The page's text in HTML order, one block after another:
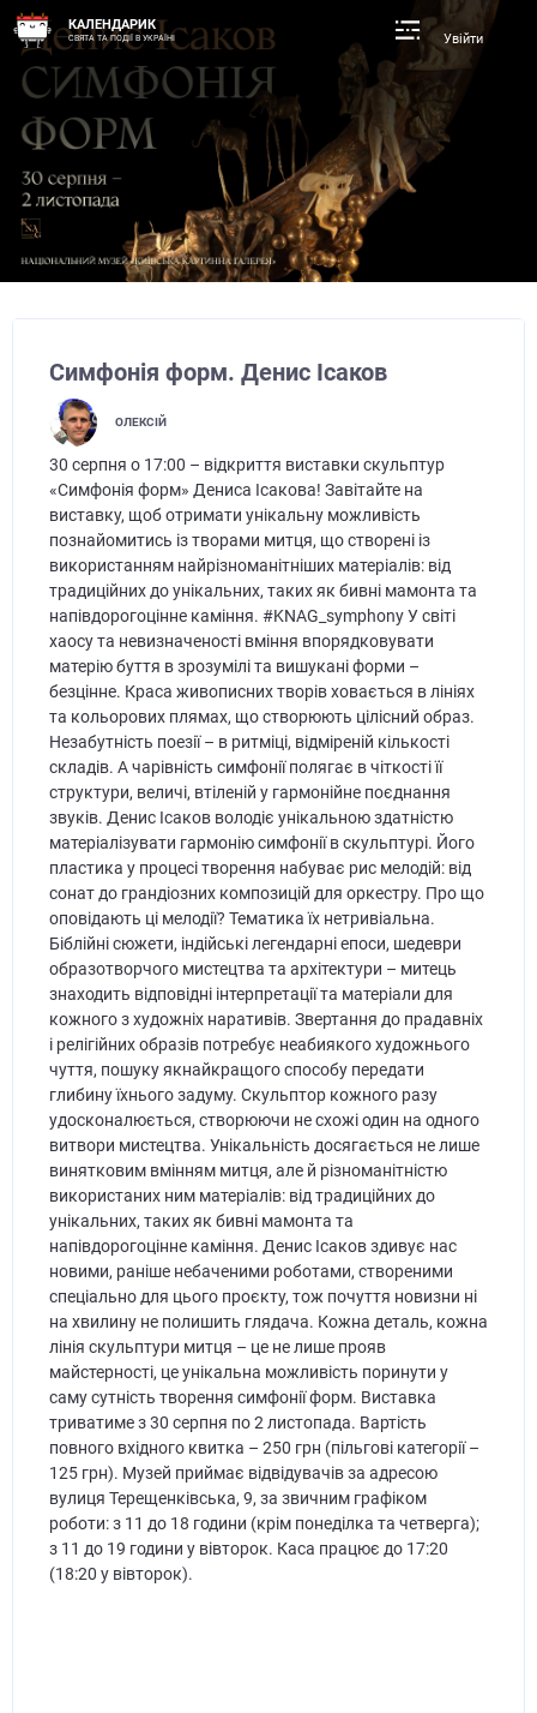
КАЛЕНДАРИК
СВЯТА ТА ПОДІЇ В УКРАЇНІ Увійти
Симфонія форм. Денис Ісаков
ОЛЕКСІЙ
30 серпня о 17:00 – відкриття виставки скульптур
«Симфонія форм» Дениса Ісакова! Завітайте на
виставку, щоб отримати унікальну можливість
познайомитись із творами митця, що створені із
використанням найрізноманітніших матеріалів: від
традиційних до унікальних, таких як бивні мамонта та
напівдорогоцінне каміння. #KNAG_symphony У світі
хаосу та невизначеності вміння впорядковувати
матерію буття в зрозумілі та вишукані форми –
безцінне. Краса живописних творів ховається в лініях
та кольорових плямах, що створюють цілісний образ.
Незабутність поезії – в ритміці, відміреній кількості
складів. А чарівність симфонії полягає в чіткості її
структури, величі, втіленій у гармонійне поєднання
звуків. Денис Ісаков володіє унікальною здатністю
матеріалізувати гармонію симфонії в скульптурі. Його
пластика у процесі творення набуває рис мелодій: від
сонат до грандіозних композицій для оркестру. Про що
оповідають ці мелодії? Тематика їх нетривіальна.
Біблійні сюжети, індійські легендарні епоси, шедеври
образотворчого мистецтва та архітектури – митець
знаходить відповідні інтерпретації та матеріали для
кожного з художніх наративів. Звертання до прадавніх
і релігійних образів потребує неабиякого художнього
чуття, пошуку якнайкращого способу передати
глибину їхнього задуму. Скульптор кожного разу
удосконалюється, створюючи не схожі один на одного
витвори мистецтва. Унікальність досягається не лише
винятковим вмінням митця, але й різноманітністю
використаних ним матеріалів: від традиційних до
унікальних, таких як бивні мамонта та
напівдорогоцінне каміння. Денис Ісаков здивує нас
новими, раніше небаченими роботами, створеними
спеціально для цього проєкту, тож почуття новизни ні
на хвилину не полишить глядача. Кожна деталь, кожна
лінія скульптури митця – це не лише прояв
майстерності, це унікальна можливість поринути у
саму сутність творення симфонії форм. Виставка
триватиме з 30 серпня по 2 листопада. Вартість
повного вхідного квитка – 250 грн (пільгові категорії –
125 грн). Музей приймає відвідувачів за адресою
вулиця Терещенківська, 9, за звичним графіком
роботи: з 11 до 18 години (крім понеділка та четверга);
з 11 до 19 години у вівторок. Каса працює до 17:20
(18:20 у вівторок).